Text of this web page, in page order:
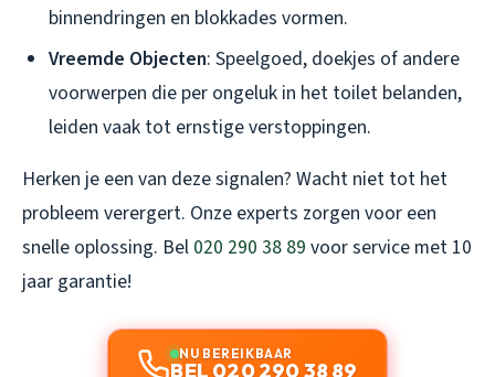
binnendringen en blokkades vormen.
Vreemde Objecten: Speelgoed, doekjes of andere
voorwerpen die per ongeluk in het toilet belanden,
leiden vaak tot ernstige verstoppingen.
Herken je een van deze signalen? Wacht niet tot het
probleem verergert. Onze experts zorgen voor een
snelle oplossing. Bel 020 290 38 89 voor service met 10
jaar garantie!
NU BEREIKBAAR
BEL 020 290 38 89